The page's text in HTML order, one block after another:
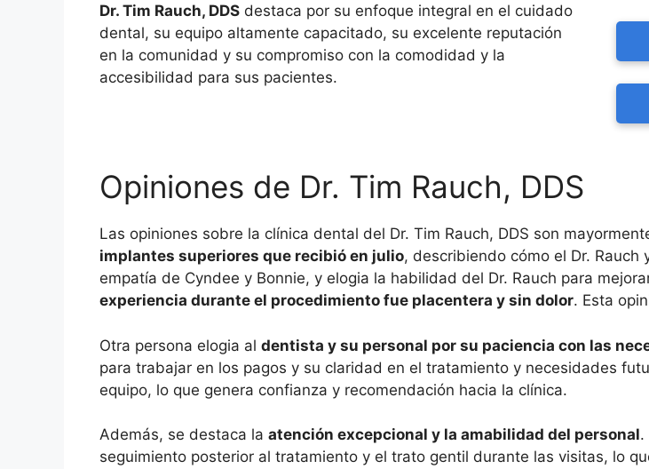
Dr. Tim Rauch, DDS destaca por su enfoque integral en el cuidado
dental, su equipo altamente capacitado, su excelente reputación
en la comunidad y su compromiso con la comodidad y la
accesibilidad para sus pacientes.
Opiniones de Dr. Tim Rauch, DDS
Las opiniones sobre la clínica dental del Dr. Tim Rauch, DDS son
implantes superiores que recibió en julio, describiendo cómo el Dr.
empatía de Cyndee y Bonnie, y elogia la habilidad del Dr. Rauch para
experiencia durante el procedimiento fue placentera y sin dolor. Esta
Otra persona elogia al dentista y su personal por su paciencia con las
para trabajar en los pagos y su claridad en el tratamiento y necesidades
equipo, lo que genera confianza y recomendación hacia la clínica.
Además, se destaca la atención excepcional y la amabilidad del personal.
seguimiento posterior al tratamiento y el trato gentil durante las visitas, lo